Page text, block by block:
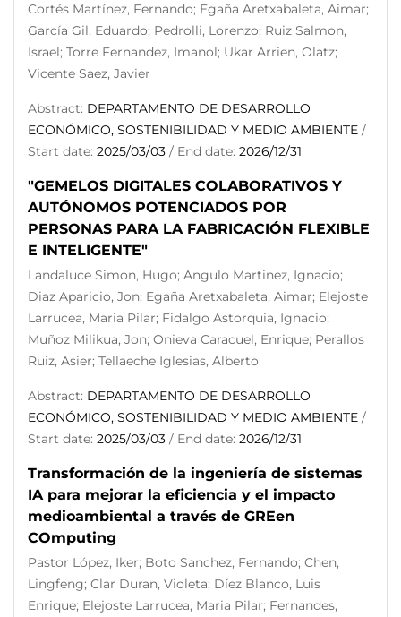
Cortés Martínez, Fernando; Egaña Aretxabaleta, Aimar;
García Gil, Eduardo; Pedrolli, Lorenzo; Ruiz Salmon,
Israel; Torre Fernandez, Imanol; Ukar Arrien, Olatz;
Vicente Saez, Javier
Abstract: DEPARTAMENTO DE DESARROLLO
ECONÓMICO, SOSTENIBILIDAD Y MEDIO AMBIENTE /
Start date: 2025/03/03 / End date: 2026/12/31
"GEMELOS DIGITALES COLABORATIVOS Y
AUTÓNOMOS POTENCIADOS POR
PERSONAS PARA LA FABRICACIÓN FLEXIBLE
E INTELIGENTE"
Landaluce Simon, Hugo; Angulo Martinez, Ignacio;
Diaz Aparicio, Jon; Egaña Aretxabaleta, Aimar; Elejoste
Larrucea, Maria Pilar; Fidalgo Astorquia, Ignacio;
Muñoz Milikua, Jon; Onieva Caracuel, Enrique; Perallos
Ruiz, Asier; Tellaeche Iglesias, Alberto
Abstract: DEPARTAMENTO DE DESARROLLO
ECONÓMICO, SOSTENIBILIDAD Y MEDIO AMBIENTE /
Start date: 2025/03/03 / End date: 2026/12/31
Transformación de la ingeniería de sistemas
IA para mejorar la eficiencia y el impacto
medioambiental a través de GREen
COmputing
Pastor López, Iker; Boto Sanchez, Fernando; Chen,
Lingfeng; Clar Duran, Violeta; Díez Blanco, Luis
Enrique; Elejoste Larrucea, Maria Pilar; Fernandes,